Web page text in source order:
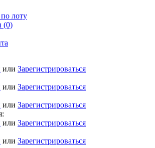
лоту
(0)
или Зарегистрироваться
или Зарегистрироваться
или Зарегистрироваться
или Зарегистрироваться
или Зарегистрироваться